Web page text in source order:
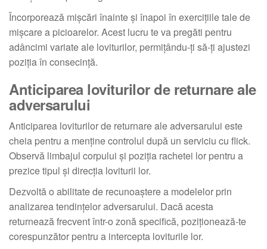
Încorporează mișcări înainte și înapoi în exercițiile tale de
mișcare a picioarelor. Acest lucru te va pregăti pentru
adâncimi variate ale loviturilor, permițându-ți să-ți ajustezi
poziția în consecință.
Anticiparea loviturilor de returnare ale
adversarului
Anticiparea loviturilor de returnare ale adversarului este
cheia pentru a menține controlul după un serviciu cu flick.
Observă limbajul corpului și poziția rachetei lor pentru a
prezice tipul și direcția loviturii lor.
Dezvoltă o abilitate de recunoaștere a modelelor prin
analizarea tendințelor adversarului. Dacă acesta
returnează frecvent într-o zonă specifică, poziționează-te
corespunzător pentru a intercepta loviturile lor.